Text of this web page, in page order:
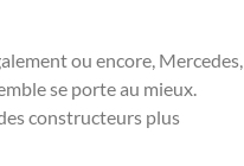
ou encore, Mercedes,
se porte au mieux.
constructeurs plus